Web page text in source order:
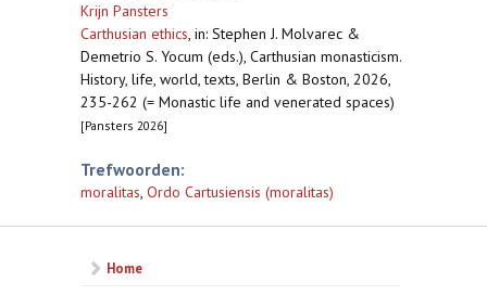
Krijn Pansters
Carthusian ethics, in: Stephen J. Molvarec &
Demetrio S. Yocum (eds.), Carthusian monasticism.
History, life, world, texts, Berlin & Boston, 2026,
235-262 (= Monastic life and venerated spaces)
[Pansters 2026]
Trefwoorden:
moralitas, Ordo Cartusiensis (moralitas)
Home